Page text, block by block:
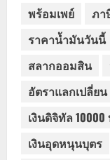
พร้อมเพย์
ภา
ราคาน้ำมันวันนี้
สลากออมสิน
อัตราแลกเปลี่ยน
เงินดิจิทัล
เงินอุดหนุนบุตร